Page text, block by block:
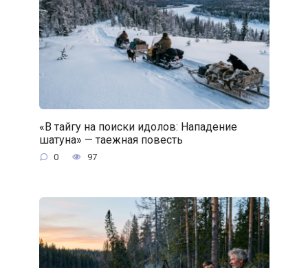
«В тайгу на поиски идолов: Нападение
шатуна» — таежная повесть
0 97